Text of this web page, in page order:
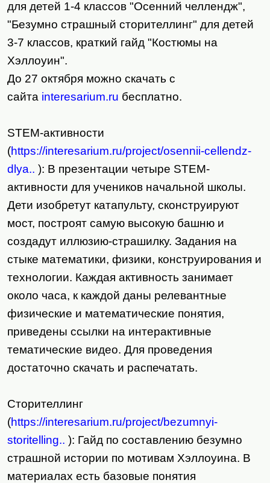
для детей 1-4 классов "Осенний челлендж",
"Безумно страшный сторителлинг" для детей
3-7 классов, краткий гайд "Костюмы на
Хэллоуин".
До 27 октября можно скачать с
сайта interesarium.ru бесплатно.
STEM-активности
(https://interesarium.ru/project/osennii-cellendz-
dlya.. ): В презентации четыре STEM-
активности для учеников начальной школы.
Дети изобретут катапульту, сконструируют
мост, построят самую высокую башню и
создадут иллюзию-страшилку. Задания на
стыке математики, физики, конструирования и
технологии. Каждая активность занимает
около часа, к каждой даны релевантные
физические и математические понятия,
приведены ссылки на интерактивные
тематические видео. Для проведения
достаточно скачать и распечатать.
Сторителлинг
(https://interesarium.ru/project/bezumnyi-
storitelling.. ): Гайд по составлению безумно
страшной истории по мотивам Хэллоуина. В
материалах есть базовые понятия